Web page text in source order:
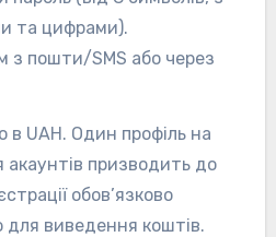
та цифрами).
з пошти/SMS або через
в UAH. Один профіль на
призводить до
обов’язково
для виведення коштів.